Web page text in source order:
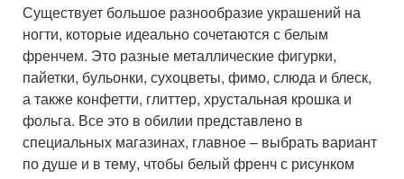
Существует большое разнообразие украшений на
ногти, которые идеально сочетаются с белым
френчем. Это разные металлические фигурки,
пайетки, бульонки, сухоцветы, фимо, слюда и блеск,
а также конфетти, глиттер, хрустальная крошка и
фольга. Все это в обилии представлено в
специальных магазинах, главное – выбрать вариант
по душе и в тему, чтобы белый френч с рисунком